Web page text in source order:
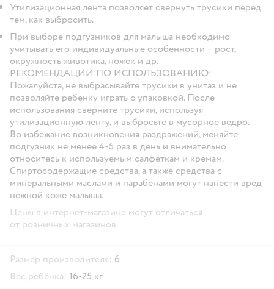
Утилизационная лента позволяет свернуть трусики перед
тем, как выбросить.
При выборе подгузников для малыша необходимо
учитывать его индивидуальные особенности – рост,
окружность животика, ножек и др.
РЕКОМЕНДАЦИИ ПО ИСПОЛЬЗОВАНИЮ:
Пожалуйста, не выбрасывайте трусики в унитаз и не
позволяйте ребенку играть с упаковкой. После
использования сверните трусики, используя
утилизационную ленту, и выбросьте в мусорное ведро.
Во избежание возникновения раздражений, меняйте
подгузник не менее 4-6 раз в день и внимательно
относитесь к используемым салфеткам и кремам.
Спиртосодержащие средства, а также средства с
минеральными маслами и парабенами могут нанести вред
нежной коже малыша.
Цены в интернет-магазине могут отличаться
от розничных магазинов.
Размер производителя: 6
Вес ребёнка: 16-25 кг